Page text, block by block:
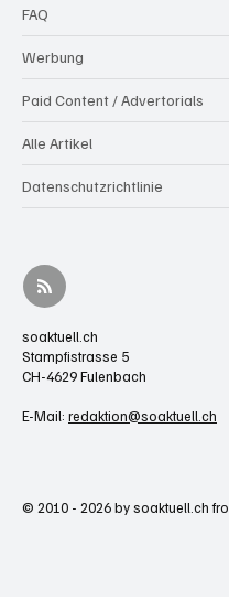
FAQ
Werbung
Paid Content / Advertorials
Alle Artikel
Datenschutzrichtlinie
soaktuell.ch
Stampfistrasse 5
CH-4629 Fulenbach
E-Mail: redaktion@soaktuell.ch
© 2010 - 2026 by soaktuell.ch